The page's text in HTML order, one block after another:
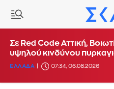
Σε Red Code Αττική,
υψηλού κινδύνου
ΕΛΛΑΔΑ 07:34, 06.08.2026